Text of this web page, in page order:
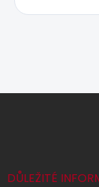
Z
DŮLEŽITÉ